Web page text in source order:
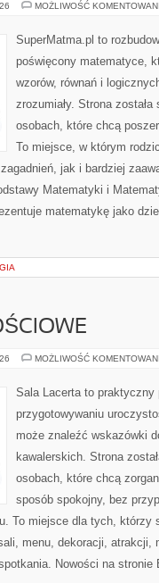
MOŻLIWOŚĆ
SuperMatma.pl to
poświęcony matematyce,
wzorów, równań i
zrozumiały. Strona
osobach, które chcą
To miejsce, w którym
jak i bardziej
Matematyki i
matematykę jako
MOŻLIWOŚĆ
Sala Lacerta to praktyczny
przygotowywaniu
może znaleźć wskazówki
kawalerskich. Strona
osobach, które chcą
sposób spokojny, bez
To miejsce dla tych, którzy
menu, dekoracji, atrakcji,
Nowości na